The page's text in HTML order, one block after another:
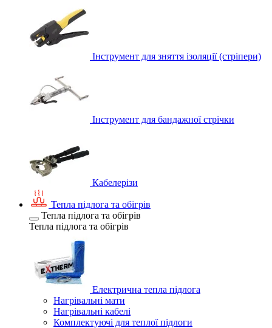
Інструмент для зняття ізоляції (стріпери)
Інструмент для бандажної стрічки
Кабелерізи
Тепла підлога та обігрів
Тепла підлога та обігрів
Тепла підлога та обігрів
Електрична тепла підлога
Нагрівальні мати
Нагрівальні кабелі
Комплектуючі для теплої підлоги